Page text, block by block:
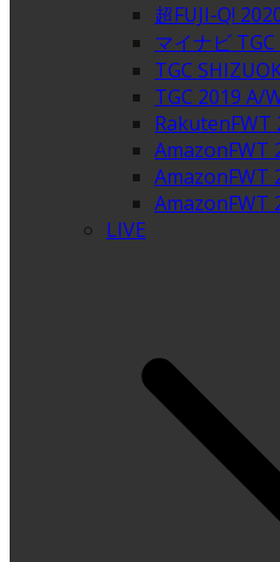
超FUJI-Q!
マイナビ
TGC
TGC 2019 A/
RakutenFWT
AmazonFWT
AmazonFWT
AmazonFWT
LIVE